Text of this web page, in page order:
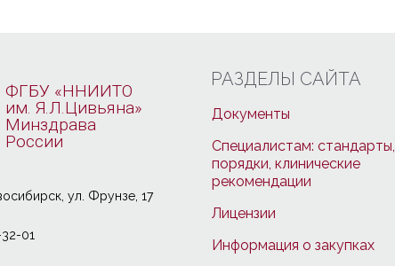
ФГБУ «ННИИТО
им. Я.Л.Цивьяна»
Минздрава
России
ул. Фрунзе, 17
01
РАЗДЕЛЫ САЙТА
Документы
Специалистам: стандарты,
порядки, клинические
рекомендации
Лицензии
Информация о закупках